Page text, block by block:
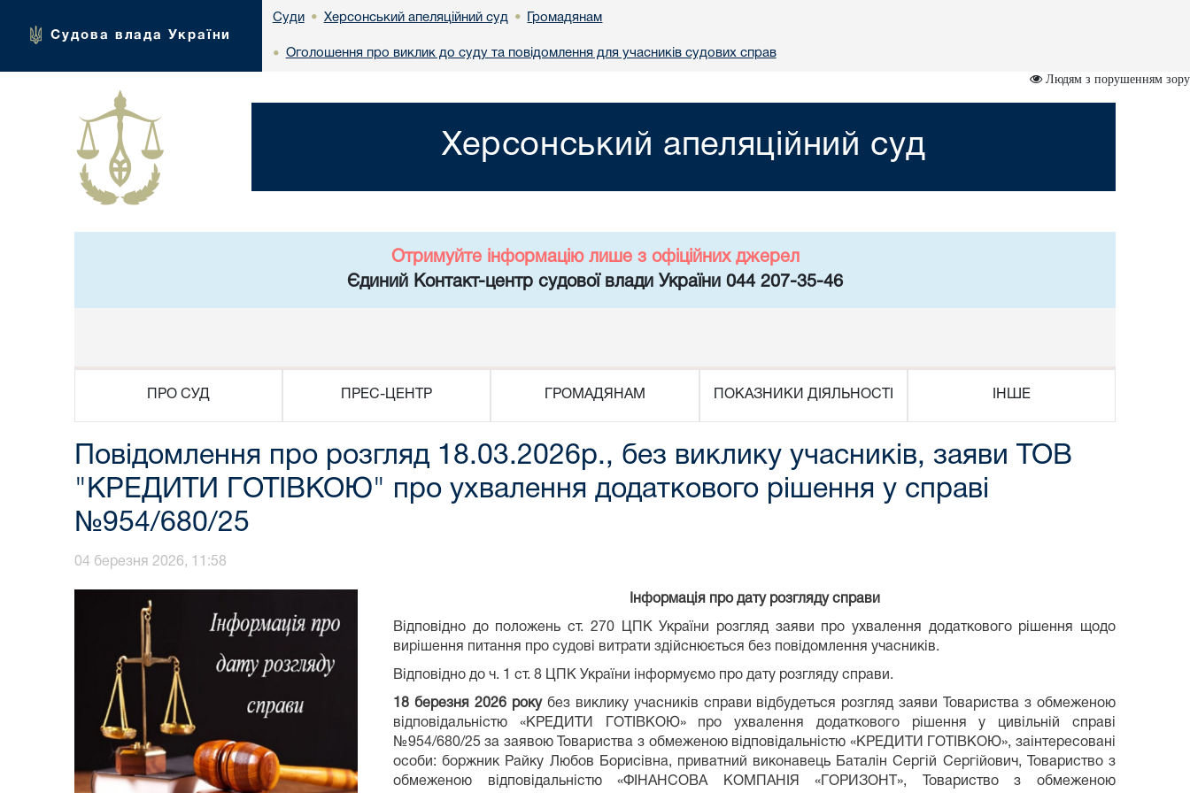
Судова влада України
Суди • Херсонський апеляційний суд • Громадянам
• Оголошення про виклик до суду та повідомлення для учасників судових справ
Людям з порушенням зору
Херсонський апеляційний суд
Отримуйте інформацію лише з офіційних джерел
Єдиний Контакт-центр судової влади України 044 207-35-46
ПРО СУД ПРЕС-ЦЕНТР ГРОМАДЯНАМ ПОКАЗНИКИ ДІЯЛЬНОСТІ ІНШЕ
Повідомлення про розгляд 18.03.2026р., без виклику учасників, заяви ТОВ
"КРЕДИТИ ГОТІВКОЮ" про ухвалення додаткового рішення у справі
№954/680/25
04 березня 2026, 11:58
Інформація про дату розгляду справи
Відповідно до положень ст. 270 ЦПК України розгляд заяви про ухвалення додаткового рішення щодо
вирішення питання про судові витрати здійснюється без повідомлення учасників.
Відповідно до ч. 1 ст. 8 ЦПК України інформуємо про дату розгляду справи.
18 березня 2026 рокубез виклику учасників справи відбудеться розгляд заяви Товариства з обмеженою
відповідальністю «КРЕДИТИ ГОТІВКОЮ» про ухвалення додаткового рішення у цивільній справі
№954/680/25 за заявою Товариства з обмеженою відповідальністю «КРЕДИТИ ГОТІВКОЮ», заінтересовані
особи: боржник Райку Любов Борисівна, приватний виконавець Баталін Сергій Сергійович, Товариство з
обмеженою відповідальністю «ФІНАНСОВА КОМПАНІЯ «ГОРИЗОНТ», Товариство з обмеженою